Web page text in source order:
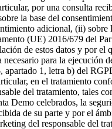
por una consulta
la base del
adicional, (ii)
(UE) 2016/679 del
de estos datos y por
para la
1, letra b) del
en el tratamiento
del tratamiento, tales
celebrados, la
de su parte y por el
del responsable del